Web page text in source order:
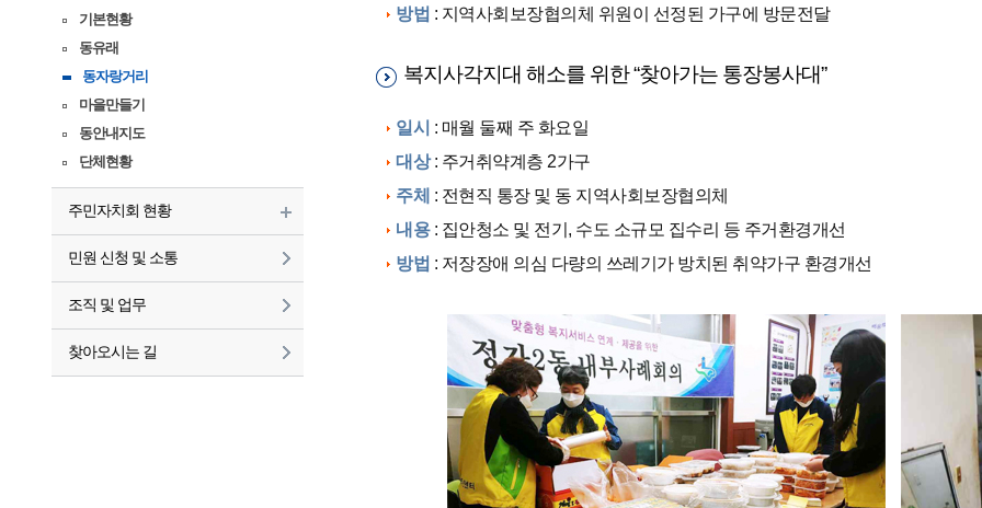
기본현황
동유래
동자랑거리
마을만들기
동안내지도
단체현황
주민자치회 현황
민원 신청 및 소통
조직 및 업무
찾아오시는 길
방법 : 지역사회보장협의체 위원이 선정된 가구에 방문전달
복지사각지대 해소를 위한 “찾아가는 통장봉사대”
일시 : 매월 둘째 주 화요일
대상: 주거취약계층 2가구
주체 : 전현직 통장 및 동 지역사회보장협의체
내용: 집안청소 및 전기, 수도 소규모 집수리 등 주거환경개선
방법 : 저장장애 의심 다량의 쓰레기가 방치된 취약가구 환경개선